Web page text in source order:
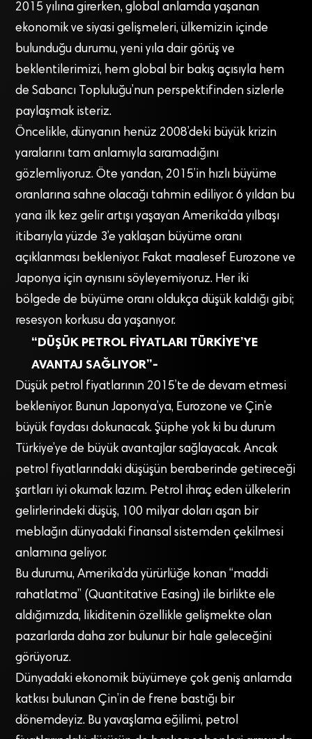
2015 yılına girerken, global anlamda yaşanan
ekonomik ve siyasi gelişmeleri, ülkemizin içinde
bulunduğu durumu, yeni yıla dair görüş ve
beklentilerimizi, hem global bir bakış açısıyla hem
de Sabancı Topluluğu’nun perspektifinden sizlerle
paylaşmak isteriz.
Öncelikle, dünyanın henüz 2008’deki büyük krizin
yaralarını tam anlamıyla saramadığını
gözlemliyoruz. Öte yandan, 2015’in hızlı büyüme
oranlarına sahne olacağı tahmin ediliyor. 6 yıldan bu
yana ilk kez gelir artışı yaşayan Amerika’da yılbaşı
itibarıyla yüzde 3’e yaklaşan büyüme oranı
açıklanması bekleniyor. Fakat maalesef Eurozone ve
Japonya için aynısını söyleyemiyoruz. Her iki
bölgede de büyüme oranı oldukça düşük kaldığı gibi;
resesyon korkusu da yaşanıyor.
“DÜŞÜK PETROL FİYATLARI TÜRKİYE’YE
AVANTAJ SAĞLIYOR”-
Düşük petrol fiyatlarının 2015’te de devam etmesi
bekleniyor. Bunun Japonya’ya, Eurozone ve Çin’e
büyük faydası dokunacak. Şüphe yok ki bu durum
Türkiye’ye de büyük avantajlar sağlayacak. Ancak
petrol fiyatlarındaki düşüşün beraberinde getireceği
şartları iyi okumak lazım. Petrol ihraç eden ülkelerin
gelirlerindeki düşüş, 100 milyar doları aşan bir
meblağın dünyadaki finansal sistemden çekilmesi
anlamına geliyor.
Bu durumu, Amerika’da yürürlüğe konan “maddi
rahatlatma” (Quantitative Easing) ile birlikte ele
aldığımızda, likiditenin özellikle gelişmekte olan
pazarlarda daha zor bulunur bir hale geleceğini
görüyoruz.
Dünyadaki ekonomik büyümeye çok geniş anlamda
katkısı bulunan Çin’in de frene bastığı bir
dönemdeyiz. Bu yavaşlama eğilimi, petrol